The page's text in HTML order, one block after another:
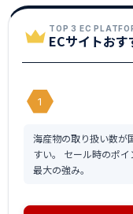
TOP 3 EC
ECサイトお
1
海産物の取り扱い数が
すい。 セール時のポ
最大の強み。